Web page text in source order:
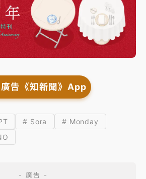
廣告《知新聞》App
# Sora
# Monday